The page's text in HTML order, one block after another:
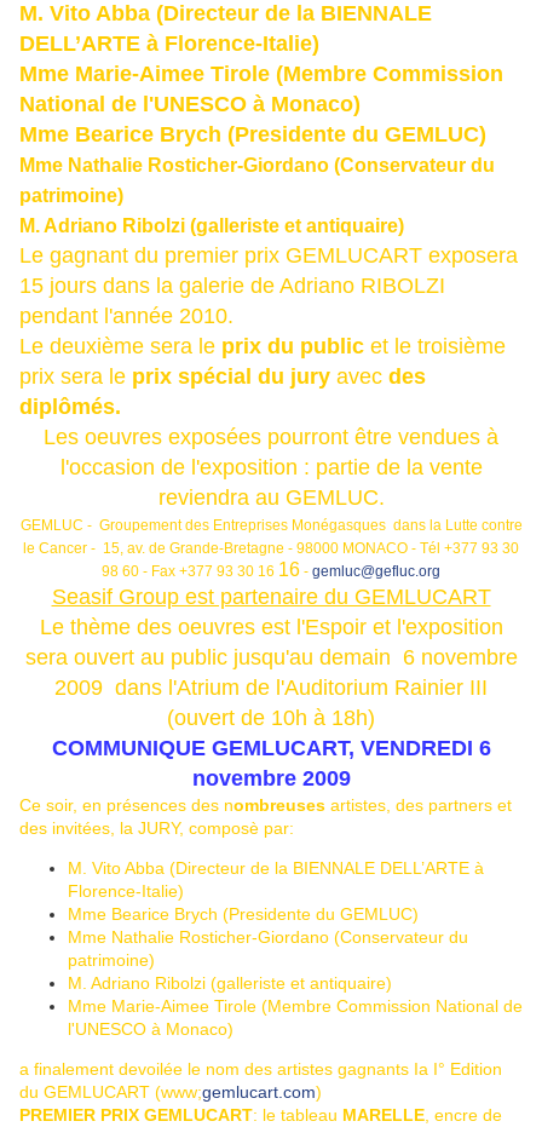
M. Vito Abba (Directeur de la BIENNALE
DELL’ARTE à Florence-Italie)
Mme Marie-Aimee Tirole (Membre Commission
National de l'UNESCO à Monaco)
Mme Bearice Brych (Presidente du GEMLUC)
Mme Nathalie Rosticher-Giordano (Conservateur du
patrimoine)
M. Adriano Ribolzi (galleriste et antiquaire)
Le gagnant du premier prix GEMLUCART exposera
15 jours dans la galerie de Adriano RIBOLZI
pendant l'année 2010.
Le deuxième sera le prix du public et le troisième
prix sera le prix spécial du jury avec des
diplômés.
Les oeuvres exposées pourront être vendues à
l'occasion de l'exposition : partie de la vente
reviendra au GEMLUC.
GEMLUC - Groupement des Entreprises Monégasques dans la Lutte contre
le Cancer - 15, av. de Grande-Bretagne - 98000 MONACO - Tél +377 93 30
98 60 - Fax +377 93 30 16 16 - gemluc@gefluc.org
Seasif Group est partenaire du GEMLUCART
Le thème des oeuvres est l'Espoir et l'exposition
sera ouvert au public jusqu'au demain 6 novembre
2009 dans l'Atrium de l'Auditorium Rainier III
(ouvert de 10h à 18h)
COMMUNIQUE GEMLUCART, VENDREDI 6
novembre 2009
Ce soir, en présences des nombreuses artistes, des partners et
des invitées, la JURY, composè par:
M. Vito Abba (Directeur de la BIENNALE DELL’ARTE à
Florence-Italie)
Mme Bearice Brych (Presidente du GEMLUC)
Mme Nathalie Rosticher-Giordano (Conservateur du
patrimoine)
M. Adriano Ribolzi (galleriste et antiquaire)
Mme Marie-Aimee Tirole (Membre Commission National de
l'UNESCO à Monaco)
a finalement devoilée le nom des artistes gagnants Ia I° Edition
du GEMLUCART (www;gemlucart.com)
PREMIER PRIX GEMLUCART: le tableau MARELLE , encre de